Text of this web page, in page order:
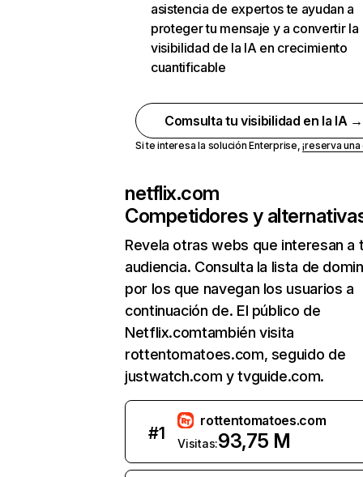
asistencia de expertos te ayudan a
proteger tu mensaje y a convertir la
visibilidad de la IA en crecimiento
cuantificable
Comsulta tu visibilidad en la IA →
Si te interesa la solución Enterprise,¡reserva
netflix.com
Competidores y
Revela otras webs que interesan a
audiencia. Consulta la lista de
por los que navegan los usuarios a
continuación de. El público de
Netflix.comtambién visita
rottentomatoes.com, seguido de
justwatch.com y tvguide.com.
#1
rottentomatoes.com
Visitas:93,75 M